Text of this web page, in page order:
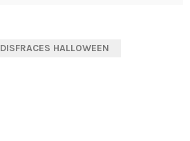
DISFRACES HALLOWEEN